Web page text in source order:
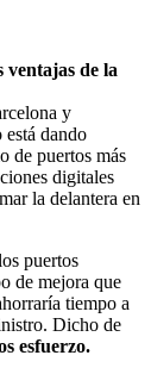
de la
y
dando
de puertos más
digitales
la delantera en
puertos
de mejora que
tiempo a
Dicho de
esfuerzo.